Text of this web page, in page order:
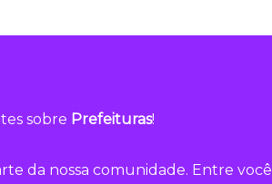
sobre Prefeituras!
da nossa comunidade. Entre você